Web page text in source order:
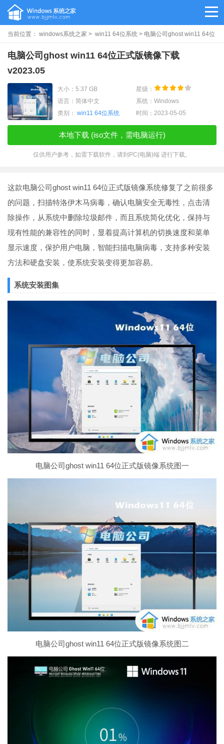
当前位置： windows系统之家 > win11 64位系统 > 电脑公司ghost win11 64位
正式版镜像下载v2023.05
电脑公司ghost win11 64位正式版镜像下载
v2023.05
大小：5.37 GB
星级：
语言：简体中文
系统：Windows
类别： win11 64位系统 时间：2023-05-05
本地下载 (iso文件，需电脑运行)
仅供用户参考，如需下载软件，请到PC(电脑)端 进行下载。
这款电脑公司ghost win11 64位正式版镜像系统修复了之前很多
的问题，扫描特洛伊木马病毒，确认电脑安全无毒性，点击清
除操作，从系统中删除垃圾邮件，而且系统简化优化，保持与
现有性能的兼容性的同时，显着提高计算机的切换速度和菜单
显示速度，保护用户电脑，智能扫描电脑病毒，支持多种安装
方法和硬盘安装，使系统安装变得更加容易。
系统安装图集
电脑公司ghost win11 64位正式版镜像系统图一
电脑公司ghost win11 64位正式版镜像系统图二